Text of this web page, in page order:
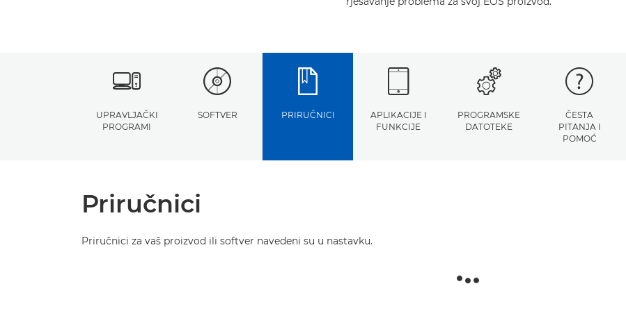
UPRAVLJAČKI
PROGRAMI
SOFTVER PRIRUČNICI
APLIKACIJE I
FUNKCIJE
PROGRAMSKE
DATOTEKE
ČESTA
PITANJA I
POMOĆ
Priručnici
Priručnici za vaš proizvod ili softver navedeni su u nastavku.